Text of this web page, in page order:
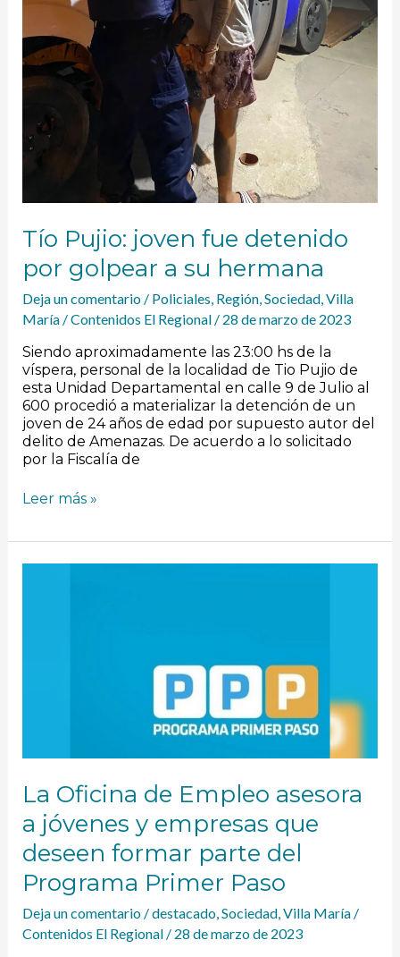
Tío Pujio: joven fue detenido
por golpear a su hermana
Deja un comentario / Policiales, Región,Sociedad,Villa
María/Contenidos El Regional / 28 de marzo de 2023
Siendo aproximadamente las 23:00 hs de la
víspera, personal de la localidad de Tio Pujio de
esta Unidad Departamental en calle 9 de Julio al
600 procedió a materializar la detención de un
joven de 24 años de edad por supuesto autor del
delito de Amenazas. De acuerdo a lo solicitado
por la Fiscalía de
Leer más »
La Oficina de Empleo asesora
a jóvenes y empresas que
deseen formar parte del
Programa Primer Paso
Deja un comentario /destacado,Sociedad,Villa María/
Contenidos El Regional / 28 de marzo de 2023
parte
del
Programa
Primer
Paso